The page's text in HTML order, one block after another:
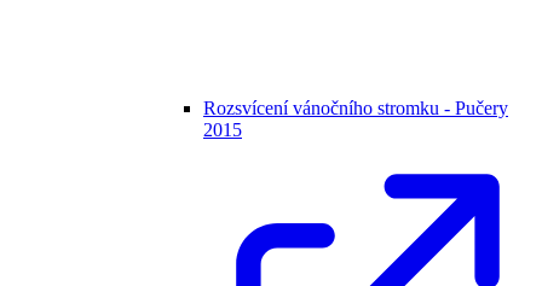
Rozsvícení vánočního stromku - Pučery
2015